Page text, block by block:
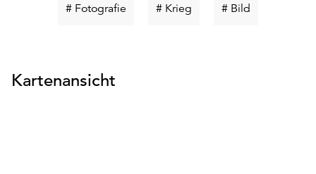
# Fotografie Schlüsselwort
# Krieg Schlüsselwort
# Bild
Kartenansicht